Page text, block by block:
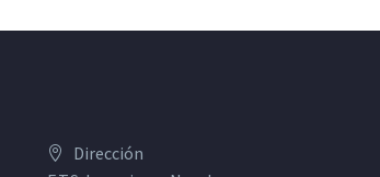
Dirección